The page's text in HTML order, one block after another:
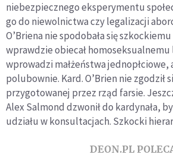
niebezpiecznego eksperymentu
go do niewolnictwa czy legalizacji
O’Briena nie spodobała się
wprawdzie obiecał homoseksualnemu
wprowadzi małżeństwa jednopłciowe,
polubownie. Kard. O’Brien nie zgodził
przygotowanej przez rząd farsie.
Alex Salmond dzwonił do kardynała,
udziału w konsultacjach. Szkocki
DEON.PL